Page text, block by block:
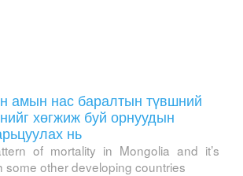
амын нас баралтын түвшний
хөгжиж буй орнуудын
нь
of mortality in Mongolia and it’s
some other developing countries